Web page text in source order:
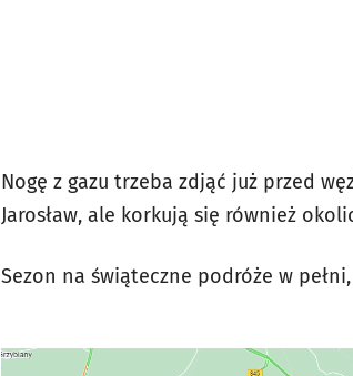
Nogę z gazu trzeba zdjąć już przed
Jarosław, ale korkują się również
Sezon na świąteczne podróże w